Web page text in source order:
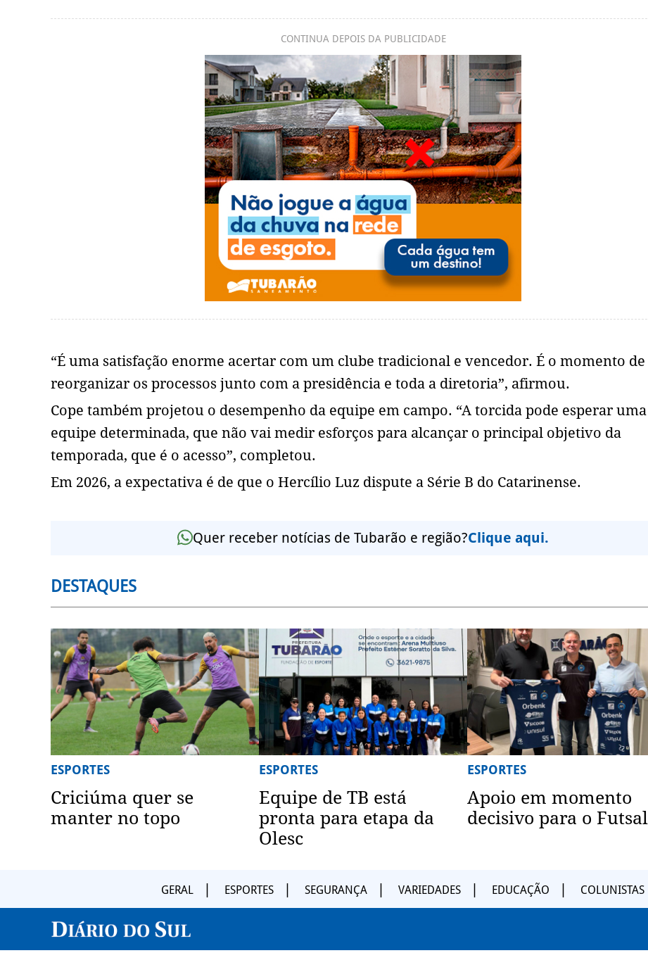
CONTINUA DEPOIS DA PUBLICIDADE
“É uma satisfação enorme acertar com um clube tradicional e vencedor. É o momento de
reorganizar os processos junto com a presidência e toda a diretoria”, afirmou.
Cope também projetou o desempenho da equipe em campo. “A torcida pode esperar uma
equipe determinada, que não vai medir esforços para alcançar o principal objetivo da
temporada, que é o acesso”, completou.
Em 2026, a expectativa é de que o Hercílio Luz dispute a Série B do Catarinense.
Quer receber notícias de Tubarão e região?Clique aqui.
DESTAQUES
ESPORTES
Criciúma quer se
manter no topo
ESPORTES
Equipe de TB está
pronta para etapa da
Olesc
ESPORTES
Apoio em momento
decisivo para o Futsal
GERAL ESPORTES SEGURANÇA VARIEDADES EDUCAÇÃO COLUNISTAS